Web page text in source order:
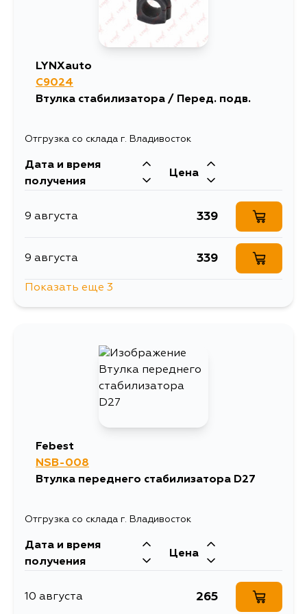
LYNXauto
C9024
Втулка стабилизатора / Перед. подв.
Отгрузка со склада г. Владивосток
Дата и время
получения
Цена
9 августа 339
9 августа 339
Показать еще 3
Febest
NSB-008
Втулка переднего стабилизатора D27
Отгрузка со склада г. Владивосток
Дата и время
получения
Цена
10 августа 265